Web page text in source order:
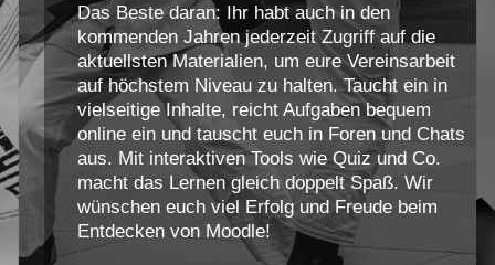
Das Beste daran: Ihr habt auch in den
kommenden Jahren jederzeit Zugriff auf die
aktuellsten Materialien, um eure Vereinsarbeit
auf höchstem Niveau zu halten. Taucht ein in
vielseitige Inhalte, reicht Aufgaben bequem
online ein und tauscht euch in Foren und Chats
aus. Mit interaktiven Tools wie Quiz und Co.
macht das Lernen gleich doppelt Spaß. Wir
wünschen euch viel Erfolg und Freude beim
Entdecken von Moodle!